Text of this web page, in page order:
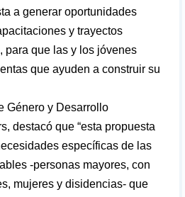
a generar oportunidades
y trayectos
para que las y los jóvenes
que ayuden a construir su
Género y Desarrollo
destacó que “esta propuesta
específicas de las
-personas mayores, con
mujeres y disidencias- que